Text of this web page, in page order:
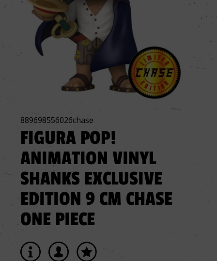
889698556026chase
FIGURA POP!
ANIMATION VINYL
SHANKS EXCLUSIVE
EDITION 9 CM CHASE
ONE PIECE